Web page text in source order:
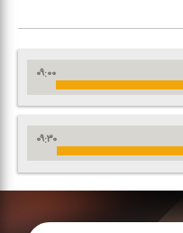
۰۹:۰۰
۰۹:۳۰